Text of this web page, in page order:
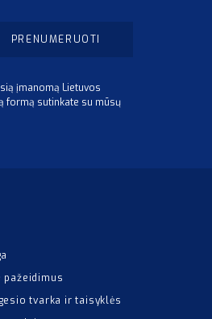
įmanomą Lietuvos
formą sutinkate su mūsų
pažeidimus
tvarka ir taisyklės